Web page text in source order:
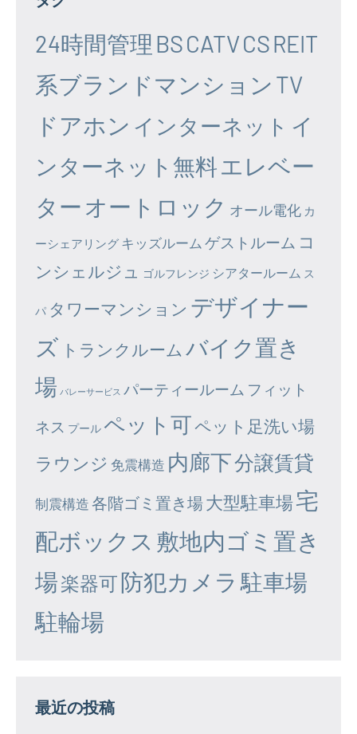
24時間管理 BSCATVCSREIT
系ブランドマンション TV
ドアホン インターネット イ
ンターネット無料エレベー
ター オートロック オール電化 カ
ーシェアリング キッズルーム ゲストルーム コ
ンシェルジュ
ゴルフレンジ シアタールーム ス
パ タワーマンション デザイナー
ズ トランクルーム バイク置き
場 バレーサービス パーティールーム フィット
ネス プール ペット可ペット足洗い場
ラウンジ 免震構造 内廊下分譲賃貸
制震構造 各階ゴミ置き場大型駐車場宅
配ボックス 敷地内ゴミ置き
場楽器可防犯カメラ 駐車場
駐輪場
最近の投稿